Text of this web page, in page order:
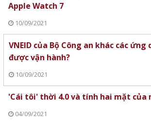
Apple Watch 7
10/09/2021
VNEID của Bộ Công an khác các ứng
được vận hành?
10/09/2021
'Cái tôi' thời 4.0 và tính hai mặt của
04/09/2021